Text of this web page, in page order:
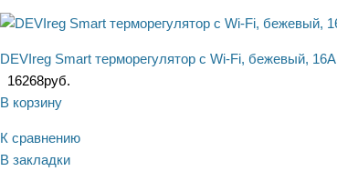
DEVIreg Smart терморегулятор с Wi-Fi, бежевый, 16А
16268руб.
В корзину
К сравнению
В закладки